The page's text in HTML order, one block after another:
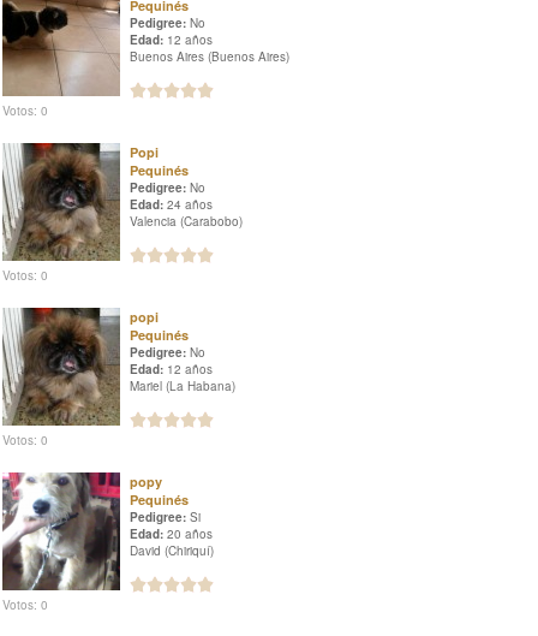
Pequinés
Pedigree: No
Edad: 12 años
Buenos Aires (Buenos Aires)
Votos: 0
Popi
Pequinés
Pedigree: No
Edad: 24 años
Valencia (Carabobo)
Votos: 0
popi
Pequinés
Pedigree: No
Edad: 12 años
Mariel (La Habana)
Votos: 0
popy
Pequinés
Pedigree: Si
Edad: 20 años
David (Chiriquí)
Votos: 0